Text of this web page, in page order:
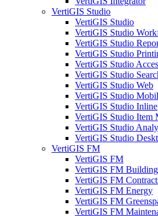
VertiGIS Studio
VertiGIS Studio
VertiGIS Studio
VertiGIS Studio
VertiGIS Studio
VertiGIS Studio
VertiGIS Studio
VertiGIS Studio Web
VertiGIS Studio
VertiGIS Studio Inline
VertiGIS Studio Item
VertiGIS Studio
VertiGIS Studio
VertiGIS FM
VertiGIS FM
VertiGIS FM
VertiGIS FM
VertiGIS FM Energy
VertiGIS FM
VertiGIS FM